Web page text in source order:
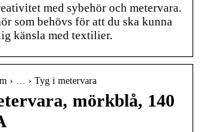
med sybehör och metervara.
som behövs för att du ska kunna
känsla med textilier.
› … › Tyg i metervara
mörkblå, 140